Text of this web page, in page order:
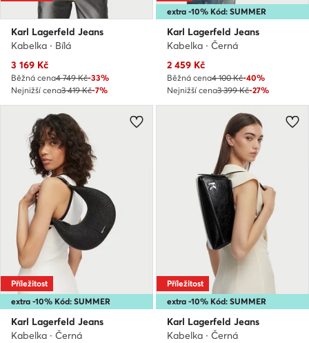
Karl Lagerfeld Jeans
Kabelka · Bílá
Aktuální cena
3 169 Kč
Běžná cena4 749 Kč-33%
Nejnižší cena3 419 Kč-7%
extra -10% Kód: SUMMER
Karl Lagerfeld Jeans
Kabelka · Černá
Aktuální cena
2 459 Kč
Běžná cena4 100 Kč-40%
Nejnižší cena3 399 Kč-27%
extra -10% Kód: SUMMER
Příležitost
Karl Lagerfeld Jeans
Kabelka · Černá
extra -10% Kód: SUMMER
Příležitost
Karl Lagerfeld Jeans
Kabelka · Černá